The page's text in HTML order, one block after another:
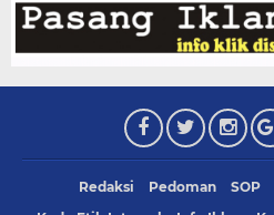
Redaksi Pedoman SOP